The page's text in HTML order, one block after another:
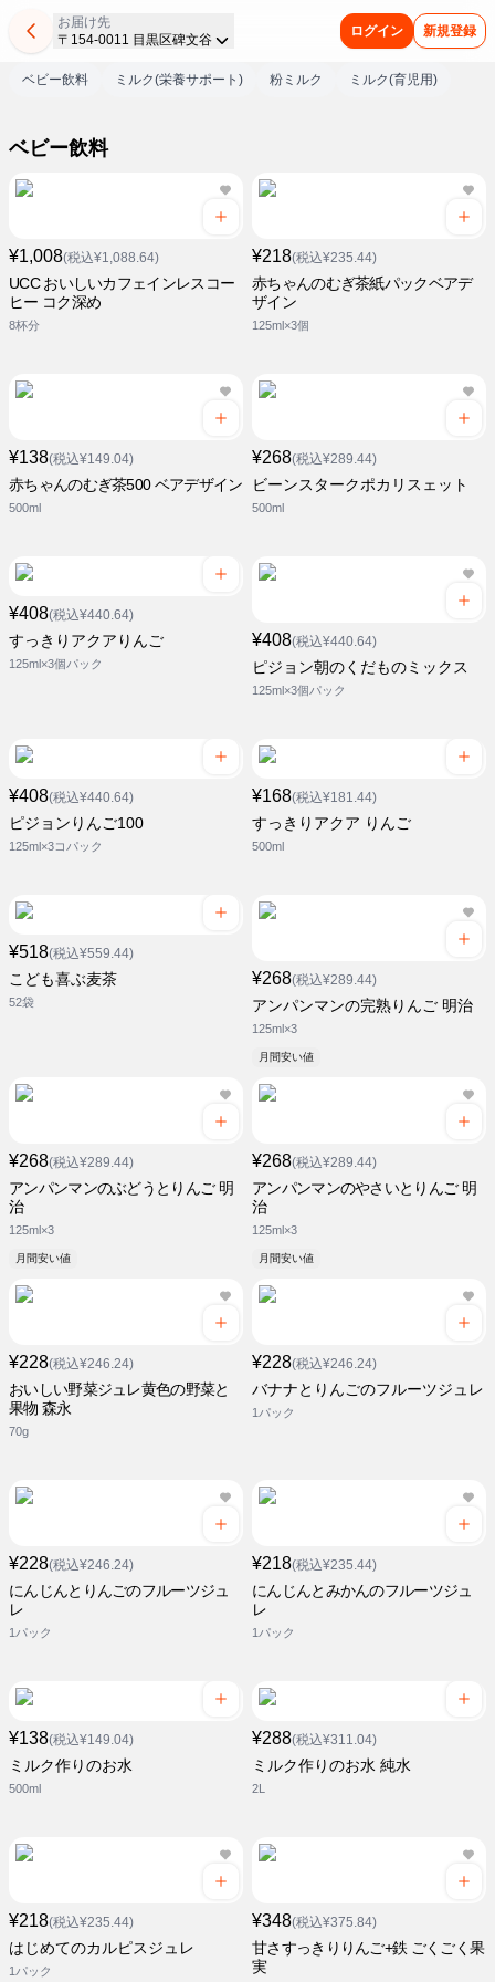
お届け先
〒154-0011 目黒区碑文谷
ログイン 新規登録
ベビー飲料 ミルク(栄養サポート) 粉ミルク ミルク(育児用)
ベビー飲料
¥1,008(税込¥1,088.64)
UCC おいしいカフェインレスコー
ヒー コク深め
8杯分
¥218(税込¥235.44)
赤ちゃんのむぎ茶紙パックベアデ
ザイン
125ml×3個
¥138(税込¥149.04)
赤ちゃんのむぎ茶500 ベアデザイン
500ml
¥268(税込¥289.44)
ビーンスタークポカリスェット
500ml
¥408(税込¥440.64)
すっきりアクアりんご
125ml×3個パック
¥408(税込¥440.64)
ピジョン朝のくだものミックス
125ml×3個パック
¥408(税込¥440.64)
ピジョンりんご100
125ml×3コパック
¥168(税込¥181.44)
すっきりアクア りんご
500ml
¥518(税込¥559.44)
こども喜ぶ麦茶
52袋
¥268(税込¥289.44)
アンパンマンの完熟りんご 明治
125ml×3
月間安い値
¥268(税込¥289.44)
アンパンマンのぶどうとりんご 明
治
125ml×3
月間安い値
¥268(税込¥289.44)
アンパンマンのやさいとりんご 明
治
125ml×3
月間安い値
¥228(税込¥246.24)
おいしい野菜ジュレ黄色の野菜と
果物 森永
70g
¥228(税込¥246.24)
バナナとりんごのフルーツジュレ
1パック
¥228(税込¥246.24)
にんじんとりんごのフルーツジュ
レ
1パック
¥218(税込¥235.44)
にんじんとみかんのフルーツジュ
レ
1パック
¥138(税込¥149.04)
ミルク作りのお水
500ml
¥288(税込¥311.04)
ミルク作りのお水 純水
2L
¥218(税込¥235.44)
はじめてのカルピスジュレ
1パック
¥348(税込¥375.84)
甘さすっきりりんご+鉄 ごくごく果
実